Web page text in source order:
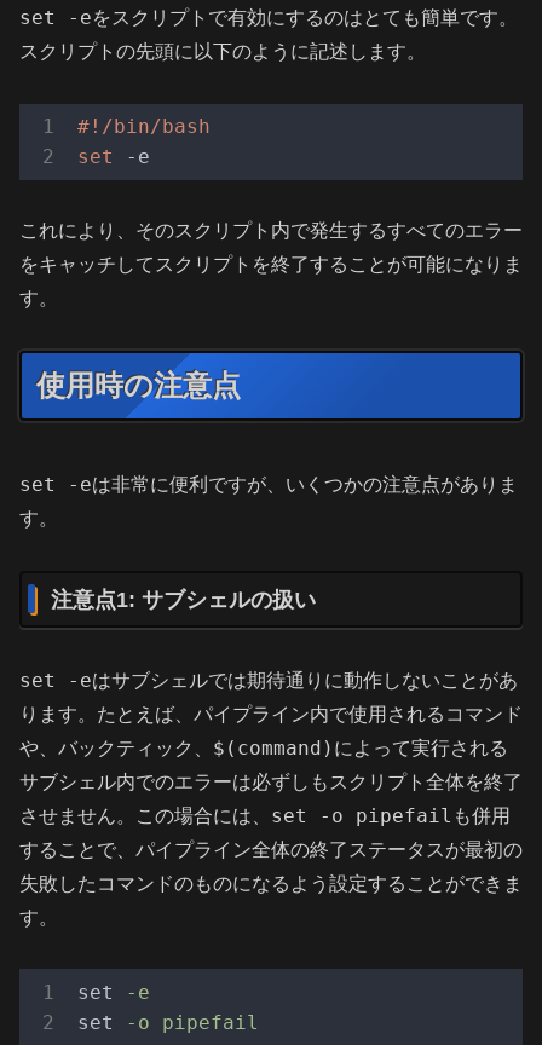
set -eをスクリプトで有効にするのはとても簡単です。
スクリプトの先頭に以下のように記述します。
#!/bin/bash
set
これにより、そのスクリプト内で発生するすべてのエラー
をキャッチしてスクリプトを終了することが可能になりま
す。
使用時の注意点
set -eは非常に便利ですが、いくつかの注意点がありま
す。
注意点1: サブシェルの扱い
set -eはサブシェルでは期待通りに動作しないことがあ
ります。たとえば、パイプライン内で使用されるコマンド
や、バックティック、 $(command) によって実行される
サブシェル内でのエラーは必ずしもスクリプト全体を終了
させません。この場合には、 set -o pipefail も併用
することで、パイプライン全体の終了ステータスが最初の
失敗したコマンドのものになるよう設定することができま
す。
set
-e
set
-o pipefail